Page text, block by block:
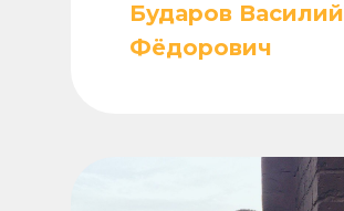
Бударов Василий
Фёдорович